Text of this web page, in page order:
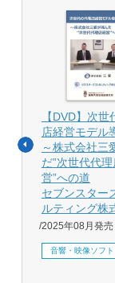
【DVD】次世
店経営モデル
～株式会社三
だ”次世代代理
営”への道
セブンスター
ルティング株
2025年08月発売
音響・映像ソフト